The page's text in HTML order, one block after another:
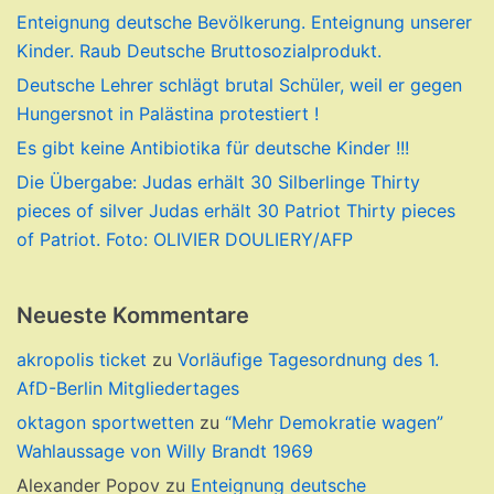
Enteignung deutsche Bevölkerung. Enteignung unserer
Kinder. Raub Deutsche Bruttosozialprodukt.
Deutsche Lehrer schlägt brutal Schüler, weil er gegen
Hungersnot in Palästina protestiert !
Es gibt keine Antibiotika für deutsche Kinder !!!
Die Übergabe: Judas erhält 30 Silberlinge Thirty
pieces of silver Judas erhält 30 Patriot Thirty pieces
of Patriot. Foto: OLIVIER DOULIERY/AFP
Neueste Kommentare
akropolis ticket zu Vorläufige Tagesordnung des 1.
AfD-Berlin Mitgliedertages
oktagon sportwetten zu “Mehr Demokratie wagen”
Wahlaussage von Willy Brandt 1969
Alexander Popov zu Enteignung deutsche